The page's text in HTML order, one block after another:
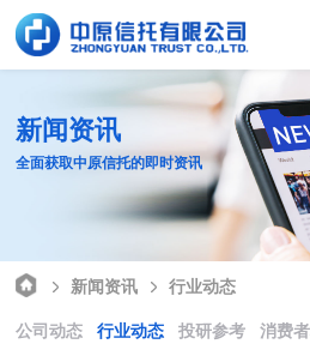
新闻资讯
全面获取中原信托的即时资讯
新闻资讯
行业动态
公司动态
行业动态 投研参考 消费